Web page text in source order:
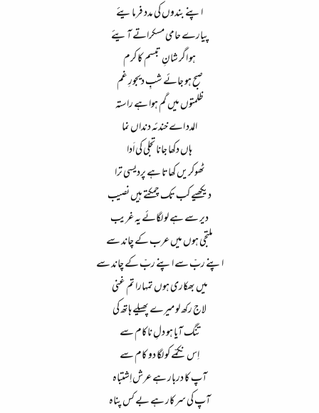
اپنے بندوں کی مدد فرمایئے​
پیارے حامی مسکراتے آیئے​
ہو اگر شانِ تبسم کا کرم​
صبح ہو جائے شبِ دیجورِ غم​
ظلمتوں میں گم ہوا ہے راستہ​
المدد اے خندئہ دنداں نما​
ہاں دکھا جانا تجلی کی اَدا​
ٹھوکریں کھاتا ہے پردیسی ترا​
دیکھیے کب تک چمکتے ہیں نصیب​
دیر سے ہے لو لگائے یہ غریب​
ملتجی ہوں میں عرب کے چاند سے​
اپنے ربّ سے اپنے ربّ کے چاند سے​
میں بھکاری ہوں تمہارا تم غنی​
لاج رکھ لو میرے پھیلے ہاتھ کی​
تنگ آیا ہو دلِ ناکام سے​
اِس نکمّے کو لگا دو کام سے​
آپ کا دربار ہے عرش اِشتباہ​
آپ کی سرکار ہے بے کس پناہ​